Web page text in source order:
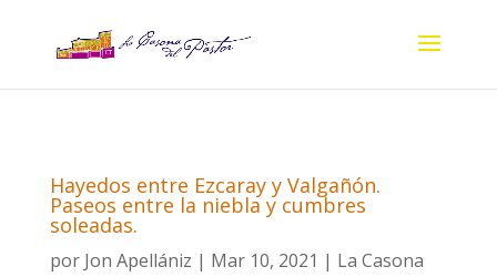
Hayedos entre Ezcaray y Valgañón.
Paseos entre la niebla y cumbres
soleadas.
por Jon Apellániz | Mar 10, 2021 | La Casona